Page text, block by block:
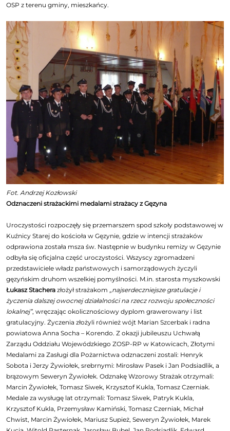
OSP z terenu gminy, mieszkańcy.
Fot. Andrzej Kozłowski
Odznaczeni strażackimi medalami strażacy z Gęzyna
Uroczystości rozpoczęły się przemarszem spod szkoły podstawowej w
Kuźnicy Starej do kościoła w Gęzynie, gdzie w intencji strażaków
odprawiona została msza św. Następnie w budynku remizy w Gęzynie
odbyła się oficjalna część uroczystości. Wszyscy zgromadzeni
przedstawiciele władz państwowych i samorządowych życzyli
gęzyńskim druhom wszelkiej pomyślności. M.in. starosta myszkowski
Łukasz Stachera złożył strażakom „najserdeczniejsze gratulacje i
życzenia dalszej owocnej działalności na rzecz rozwoju społeczności
lokalnej”, wręczając okolicznościowy dyplom grawerowany i list
gratulacyjny. Życzenia złożyli również wójt Marian Szcerbak i radna
powiatowa Anna Socha – Korendo. Z okazji jubileuszu Uchwałą
Zarządu Oddziału Wojewódzkiego ZOSP-RP w Katowicach, Złotymi
Medalami za Zasługi dla Pożarnictwa odznaczeni zostali: Henryk
Sobota i Jerzy Żywiołek, srebrnymi: Mirosław Pasek i Jan Podsiadlik, a
brązowym Seweryn Żywiołek. Odznakę Wzorowy Strażak otrzymali:
Marcin Żywiołek, Tomasz Siwek, Krzysztof Kukla, Tomasz Czerniak.
Medale za wysługę lat otrzymali: Tomasz Siwek, Patryk Kukla,
Krzysztof Kukla, Przemysław Kamiński, Tomasz Czerniak, Michał
Chwist, Marcin Żywiołek, Mariusz Supież, Seweryn Żywiołek, Marek